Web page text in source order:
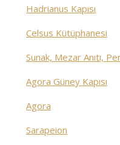
Hadrianus Kapısı
Celsus Kütüphanesi
Sunak, Mezar Anıtı,
Agora Güney Kapısı
Agora
Sarapeion